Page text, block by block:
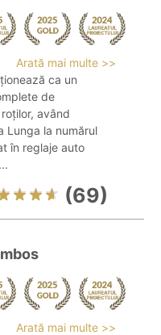
Arată mai multe >>
ca un
de
având
Lunga la numărul
în reglaje auto
(69)
Arată mai multe >>